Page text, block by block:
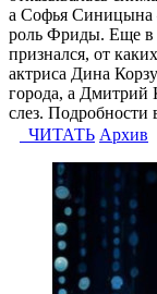
а Софья Синицына
роль Фриды. Еще в
признался, от
актриса Дина
города, а Дмитрий
слез. Подробности
ЧИТАТЬ Архив